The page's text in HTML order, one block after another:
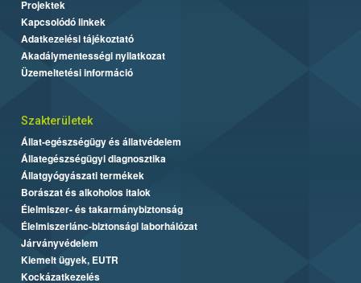
Projektek
Kapcsolódó linkek
Adatkezelési tájékoztató
Akadálymentességi nyilatkozat
Üzemeltetési információ
Szakterületek
Állat-egészségügy és állatvédelem
Állategészségügyi diagnosztika
Állatgyógyászati termékek
Borászat és alkoholos italok
Élelmiszer- és takarmánybiztonság
Élelmiszerlánc-biztonsági laborhálózat
Járványvédelem
Kiemelt ügyek, EUTR
Kockázatkezelés